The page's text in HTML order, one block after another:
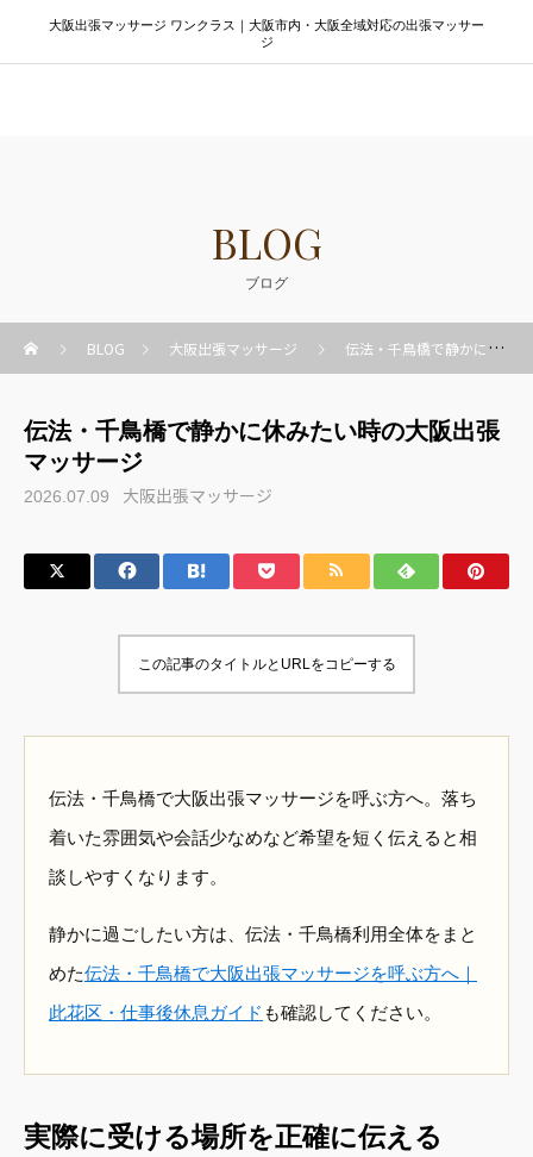
大阪出張マッサージ ワンクラス｜大阪市内・大阪全域対応の出張マッサー
ジ
BLOG
ブログ
BLOG 大阪出張マッサージ 伝法・千鳥橋で静かに休みたい時の大阪出張マッサージ
伝法・千鳥橋で静かに休みたい時の大阪出張
マッサージ
2026.07.09 大阪出張マッサージ
この記事のタイトルとURLをコピーする
伝法・千鳥橋で大阪出張マッサージを呼ぶ方へ。落ち
着いた雰囲気や会話少なめなど希望を短く伝えると相
談しやすくなります。
静かに過ごしたい方は、伝法・千鳥橋利用全体をまと
めた伝法・千鳥橋で大阪出張マッサージを呼ぶ方へ｜
此花区・仕事後休息ガイド も確認してください。
実際に受ける場所を正確に伝える